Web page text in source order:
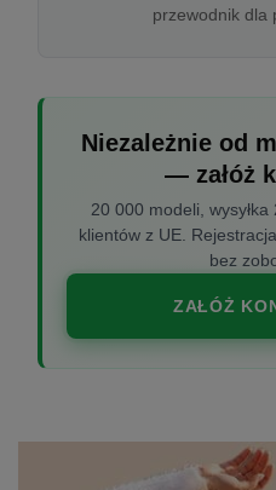
przewodnik dla
Niezależnie od
— załóż
20 000 modeli,
klientów z UE.
bez
ZAŁÓŻ